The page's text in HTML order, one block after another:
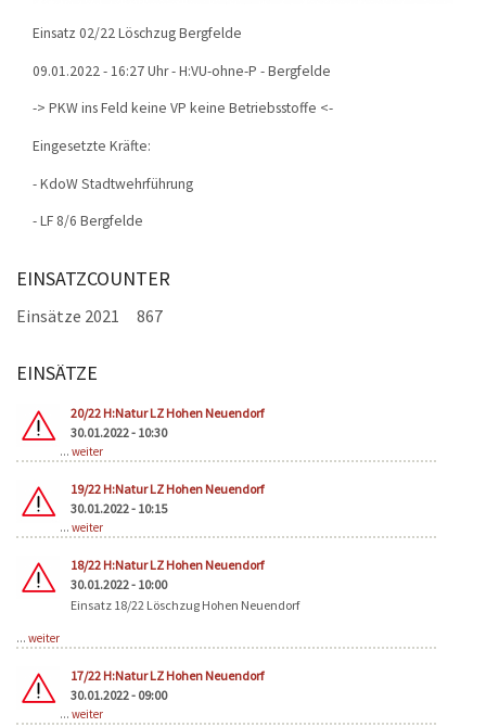
Einsatz 02/22 Löschzug Bergfelde
09.01.2022 - 16:27 Uhr - H:VU-ohne-P - Bergfelde
-> PKW ins Feld keine VP keine Betriebsstoffe <-
Eingesetzte Kräfte:
- KdoW Stadtwehrführung
- LF 8/6 Bergfelde
EINSATZCOUNTER
Einsätze 2021 867
EINSÄTZE
20/22 H:Natur LZ Hohen Neuendorf
30.01.2022 - 10:30
... weiter
19/22 H:Natur LZ Hohen Neuendorf
30.01.2022 - 10:15
... weiter
18/22 H:Natur LZ Hohen Neuendorf
30.01.2022 - 10:00
Einsatz 18/22 Löschzug Hohen Neuendorf
... weiter
17/22 H:Natur LZ Hohen Neuendorf
30.01.2022 - 09:00
... weiter
Seiten